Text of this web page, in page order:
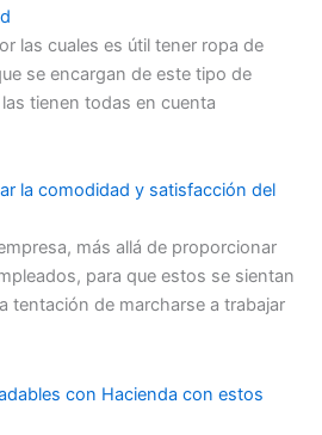
las cuales es útil tener ropa de
se encargan de este tipo de
tienen todas en cuenta
la comodidad y satisfacción del
más allá de proporcionar
para que estos se sientan
tentación de marcharse a trabajar
con Hacienda con estos